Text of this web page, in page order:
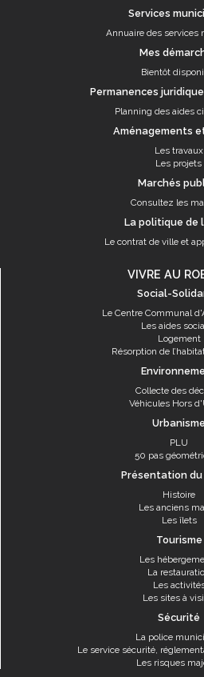
Services
Annuaire des services
Mes
Bientôt
Permanences
Planning des aides
Aménagements
Les travaux
Les projets
Marchés
Consultez les
La politique de
Le contrat de ville et
VIVRE AU
Social-
Le Centre Communal
Les aides
Logement
Résorption de
Collecte des
Véhicules Hors
Urbanisme
PLU
50 pas
Présentation
Histoire
Les anciens
Les îlets
Tourisme
Les
La
Les
Les sites à
Sécurité
La police
Le service sécurité,
Les risques